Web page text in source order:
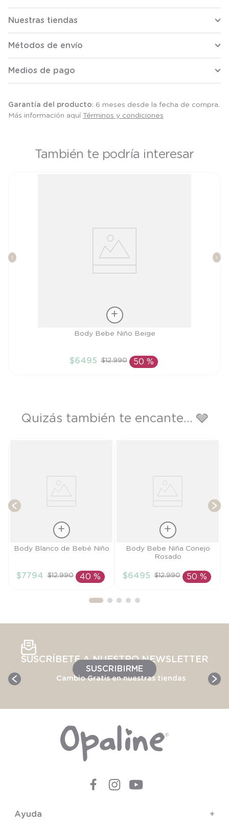
Nuestras tiendas
Métodos de envío
Medios de pago
Garantía del producto: 6 meses desde la fecha de compra.
Más información aquí Términos y condiciones
También te podría interesar
AÑADIR AL CARRITO
Body Bebe Niño Beige
$6495 $12.990 50 %
Quizás también te encante... 🩶
Talla
AÑADIR AL
Body Blanco de Bebé Niño
$7794 $12.990 40 %
Talla
AÑADIR AL
Body Bebe Niña Conejo
Rosado
$6495 $12.990 50 %
SUSCRÍBETE A NUESTRO NEWSLETTER
SUSCRIBIRME
Cambio Gratis en nuestras tiendas
Ayuda +